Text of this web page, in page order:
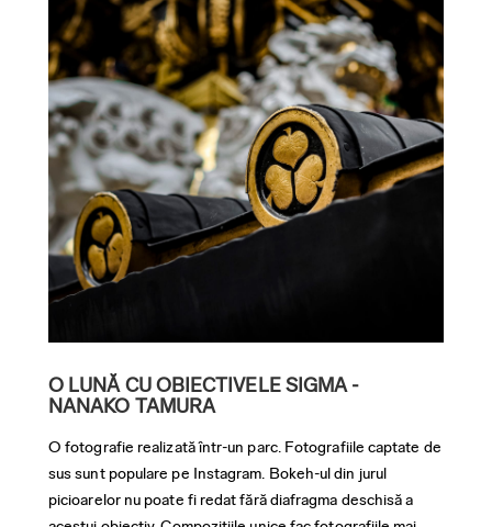
O LUNĂ CU OBIECTIVELE SIGMA -
NANAKO TAMURA
O fotografie realizată într-un parc. Fotografiile captate de
sus sunt populare pe Instagram. Bokeh-ul din jurul
picioarelor nu poate fi redat fără diafragma deschisă a